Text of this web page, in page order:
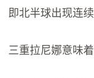
即北半球出现连
三重拉尼娜意味着